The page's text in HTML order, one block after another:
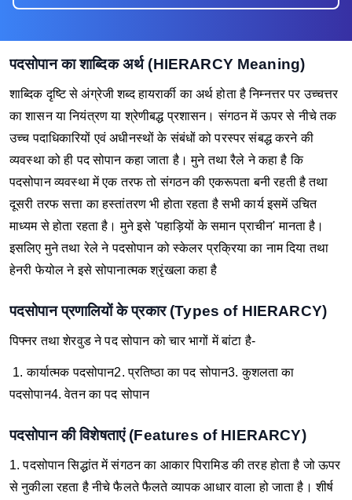
पदसोपान का शाब्दिक अर्थ (HIERARCY Meaning)
शाब्दिक दृष्टि से अंग्रेजी शब्द हायरार्की का अर्थ होता है निम्नत्तर पर उच्चत्तर
का शासन या नियंत्रण या श्रेणीबद्ध प्रशासन। संगठन में ऊपर से नीचे तक
उच्च पदाधिकारियों एवं अधीनस्थों के संबंधों को परस्पर संबद्ध करने की
व्यवस्था को ही पद सोपान कहा जाता है। मुने तथा रैले ने कहा है कि
पदसोपान व्यवस्था में एक तरफ तो संगठन की एकरूपता बनी रहती है तथा
दूसरी तरफ सत्ता का हस्तांतरण भी होता रहता है सभी कार्य इसमें उचित
माध्यम से होता रहता है। मुने इसे 'पहाड़ियों के समान प्राचीन' मानता है।
इसलिए मुने तथा रेले ने पदसोपान को स्केलर प्रक्रिया का नाम दिया तथा
हेनरी फेयोल ने इसे सोपानात्मक श्रृंखला कहा है
पदसोपान प्रणालियों के प्रकार (Types of HIERARCY)
पिफ्नर तथा शेरवुड ने पद सोपान को चार भागों में बांटा है-
1. कार्यात्मक पदसोपान2. प्रतिष्ठा का पद सोपान3. कुशलता का
पदसोपान4. वेतन का पद सोपान
पदसोपान की विशेषताएं (Features of HIERARCY)
1. पदसोपान सिद्धांत में संगठन का आकार पिरामिड की तरह होता है जो ऊपर
से नुकीला रहता है नीचे फैलते फैलते व्यापक आधार वाला हो जाता है। शीर्ष